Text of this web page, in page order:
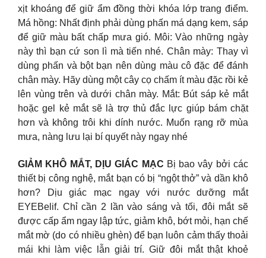
xịt khoáng để giữ ẩm đồng thời khóa lớp trang điểm.
Má hồng: Nhất định phải dùng phấn má dạng kem, sáp
để giữ màu bất chấp mưa gió. Môi: Vào những ngày
này thì bạn cứ son lì mà tiến nhé. Chân mày: Thay vì
dùng phấn và bột bạn nên dùng màu cô đặc để đánh
chân mày. Hãy dùng một cây cọ chấm ít màu đặc rồi kẻ
lên vùng trên và dưới chân mày. Mắt: Bút sáp kẻ mắt
hoặc gel kẻ mắt sẽ là trợ thủ đắc lực giúp bám chặt
hơn và không trôi khi dính nước. Muốn rạng rỡ mùa
mưa, nàng lưu lại bí quyết này ngay nhé
GIẢM KHÔ MẮT, DỊU GIÁC MẠC Bị bao vây bởi các
thiết bị công nghệ, mắt bạn có bị “ngột thở” và dần khô
hơn? Dịu giác mạc ngay với nước dưỡng mắt
EYEBelif. Chỉ cần 2 lần vào sáng và tối, đôi mắt sẽ
được cấp ẩm ngay lập tức, giảm khô, bớt mỏi, hạn chế
mắt mờ (do có nhiều ghèn) để bạn luôn cảm thấy thoải
mái khi làm việc lẫn giải trí. Giữ đôi mắt thật khoẻ